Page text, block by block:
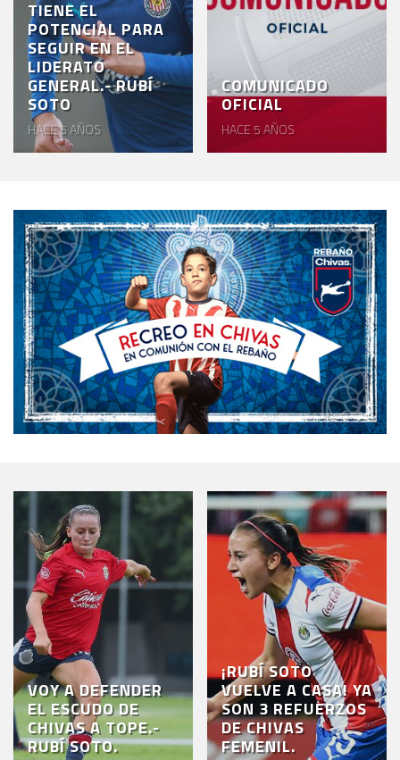
TIENE EL
POTENCIAL PARA
SEGUIR EN EL
LIDERATO
GENERAL.- RUBÍ
SOTO
HACE 5 AÑOS
COMUNICADO
OFICIAL
HACE 5 AÑOS
VOY A DEFENDER
EL ESCUDO DE
CHIVAS A TOPE.-
RUBÍ SOTO.
¡RUBÍ SOTO
VUELVE A CASA! YA
SON 3 REFUERZOS
DE CHIVAS
FEMENIL.